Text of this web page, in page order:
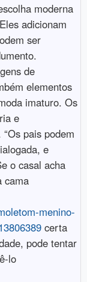
moderna
adicionam
ser
de
elementos
imaturo. Os
e
pais podem
e
o casal acha
cama
menino-
certa
pode tentar
lo